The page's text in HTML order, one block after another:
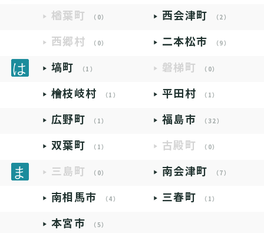
楢葉町 （0） 西会津町 （2）
西郷村 （0） 二本松市 （9）
塙町 （1） 磐梯町 （0）
檜枝岐村 （1） 平田村 （1）
広野町 （1） 福島市 （32）
双葉町 （1） 古殿町 （0）
三島町 （0） 南会津町 （7）
南相馬市 （4） 三春町 （1）
本宮市 （5）